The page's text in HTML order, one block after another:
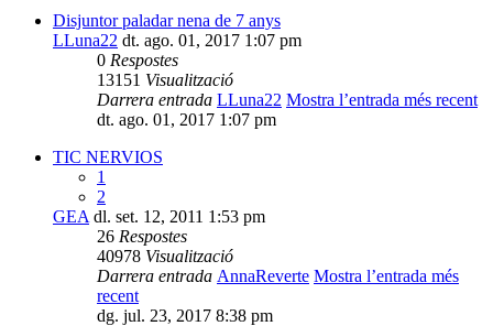
Disjuntor paladar nena de 7 anys
LLuna22 dt. ago. 01, 2017 1:07 pm
0 Respostes
13151 Visualització
Darrera entrada LLuna22 Mostra l’entrada més recent
dt. ago. 01, 2017 1:07 pm
TIC NERVIOS
1
2
GEA dl. set. 12, 2011 1:53 pm
26 Respostes
40978 Visualització
Darrera entrada AnnaReverte Mostra l’entrada més
recent
dg. jul. 23, 2017 8:38 pm